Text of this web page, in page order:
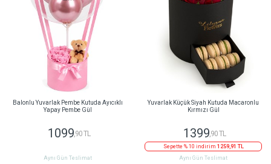
Balonlu Yuvarlak Pembe Kutuda Ayıcıklı
Yapay Pembe Gül
1099 ,90 TL
Aynı Gün Teslimat
Yuvarlak Küçük Siyah Kutuda Macaronlu
Kırmızı Gül
1399 ,90 TL
Sepette % 10 indirim 1259,91 TL
Aynı Gün Teslimat